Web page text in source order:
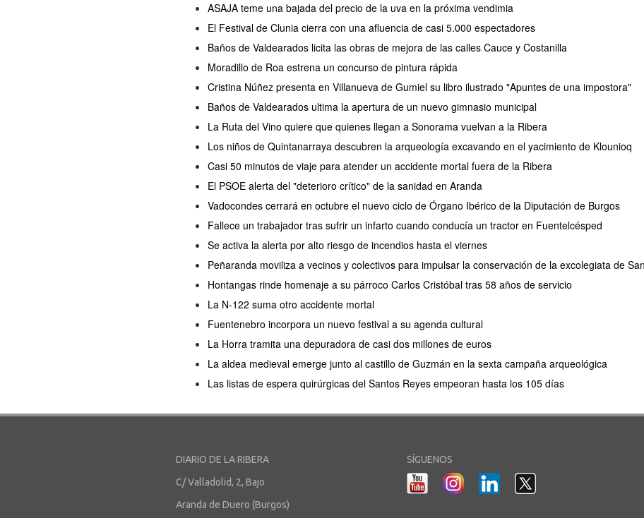
ASAJA teme una bajada del precio de la uva en la próxima vendimia
El Festival de Clunia cierra con una afluencia de casi 5.000 espectadores
Baños de Valdearados licita las obras de mejora de las calles Cauce y Costanilla
Moradillo de Roa estrena un concurso de pintura rápida
Cristina Núñez presenta en Villanueva de Gumiel su libro ilustrado "Apuntes de una impostora"
Baños de Valdearados ultima la apertura de un nuevo gimnasio municipal
La Ruta del Vino quiere que quienes llegan a Sonorama vuelvan a la Ribera
Los niños de Quintanarraya descubren la arqueología excavando en el yacimiento de Klounioq
Casi 50 minutos de viaje para atender un accidente mortal fuera de la Ribera
El PSOE alerta del "deterioro crítico" de la sanidad en Aranda
Vadocondes cerrará en octubre el nuevo ciclo de Órgano Ibérico de la Diputación de Burgos
Fallece un trabajador tras sufrir un infarto cuando conducía un tractor en Fuentelcésped
Se activa la alerta por alto riesgo de incendios hasta el viernes
Peñaranda moviliza a vecinos y colectivos para impulsar la conservación de la excolegiata de
Hontangas rinde homenaje a su párroco Carlos Cristóbal tras 58 años de servicio
La N-122 suma otro accidente mortal
Fuentenebro incorpora un nuevo festival a su agenda cultural
La Horra tramita una depuradora de casi dos millones de euros
La aldea medieval emerge junto al castillo de Guzmán en la sexta campaña arqueológica
Las listas de espera quirúrgicas del Santos Reyes empeoran hasta los 105 días
DIARIO DE LA RIBERA
C/ Valladolid, 2, Bajo
Aranda de Duero (Burgos)
SÍGUENOS